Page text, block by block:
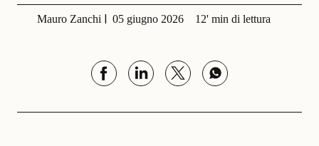
Mauro Zanchi 05 giugno 2026 12' min di lettura